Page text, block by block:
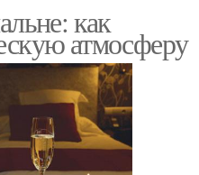
как
атмосферу